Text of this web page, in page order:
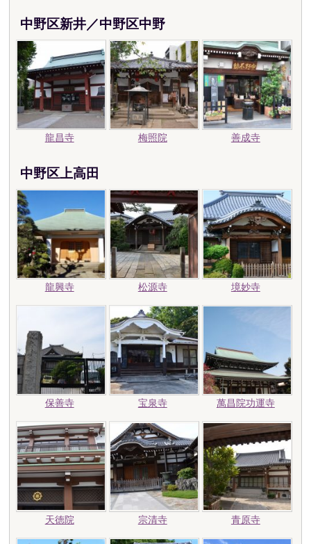
中野区新井／中野区中野
龍昌寺 梅照院 善成寺
中野区上高田
龍興寺 松源寺 境妙寺
保善寺 宝泉寺 萬昌院功運寺
天徳院 宗清寺 青原寺